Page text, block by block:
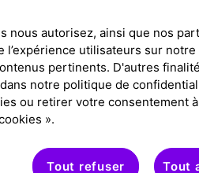
à la réalisation de ce web
– Oncopole (IUCT-
Assistance des Malades
les personnes interviewées
nous autorisez, ainsi que nos
utilisateurs sur notre
pertinents. D'autres
notre politique de
ou retirer votre consentement
».
Tout refuser Tout